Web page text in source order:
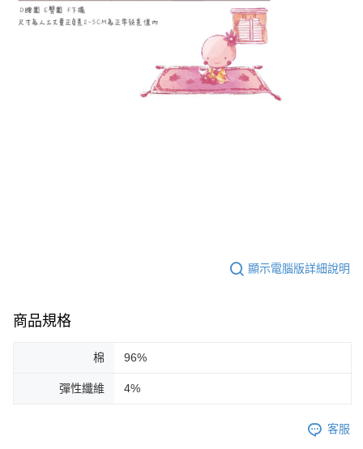
顯示電腦版詳細說明
商品規格
棉 96%
彈性纖維 4%
客服